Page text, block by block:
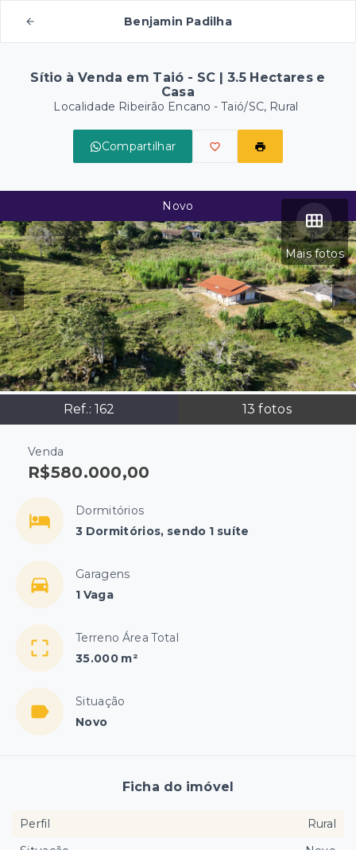
Benjamin Padilha
Sítio à Venda em Taió - SC | 3.5 Hectares e
Casa
Localidade Ribeirão Encano - Taió/SC, Rural
Compartilhar
Mais fotos
Ref.: 162 13 fotos
Novo
Venda
R$580.000,00
Dormitórios
3 Dormitórios, sendo 1 suíte
Garagens
1 Vaga
Terreno Área Total
35.000 m²
Situação
Novo
Ficha do imóvel
Perfil
Rural